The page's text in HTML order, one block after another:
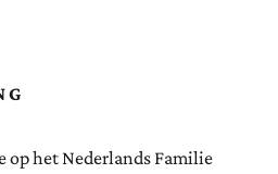
op het Nederlands Familie